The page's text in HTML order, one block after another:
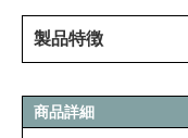
製品特徴
商品詳細